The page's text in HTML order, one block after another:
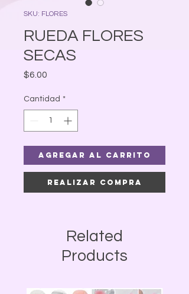
SKU: FLORES
RUEDA FLORES
SECAS
$6.00
Cantidad *
Agregar al carrito
Realizar compra
Related
Products